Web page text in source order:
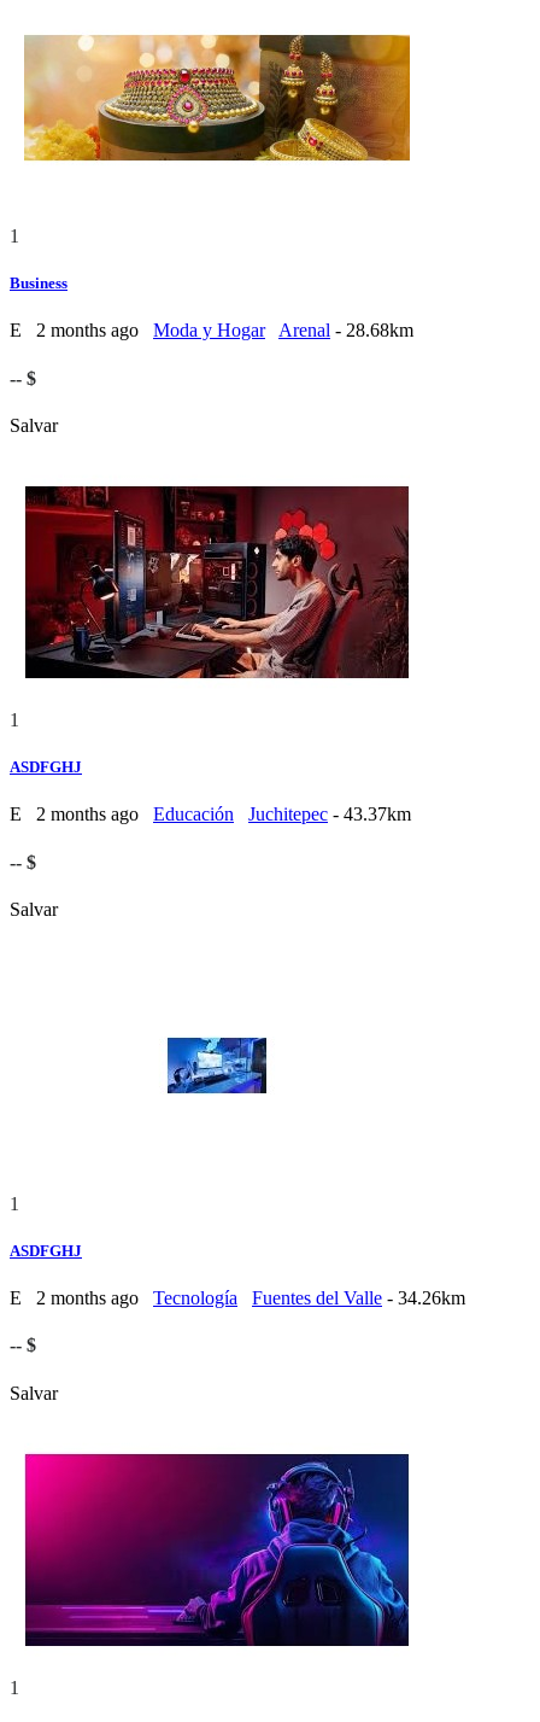
1
Business
E 2 months ago Moda y Hogar Arenal - 28.68km
-- $
Salvar
1
ASDFGHJ
E 2 months ago Educación Juchitepec - 43.37km
-- $
Salvar
1
ASDFGHJ
E 2 months ago Tecnología Fuentes del Valle - 34.26km
-- $
Salvar
1